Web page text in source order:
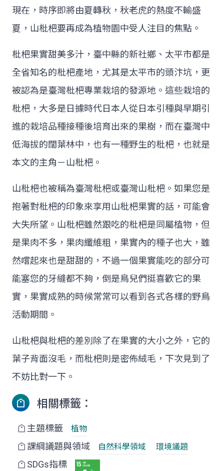
現在，時序即將由夏轉秋，秋老虎的熱度不輸盛
夏，山枇杷要再成為植物園中受人注目的焦點。
枇杷果實甜美多汁，臺中縣的新社鄉、太平市都是
全省知名的枇杷產地，尤其是太平市的頭汴坑，更
被認為是臺灣枇杷專業栽培的發源地。這些栽培的
枇杷，大多是日據時代日本人從日本引種與早期引
進的栽培品種接種後培育出來的果樹，而在臺灣中
低海拔的闊葉林中，也有一種野生的枇杷，也就是
本文的主角－山枇杷。
山枇杷也被稱為臺灣枇杷或臺灣山枇杷。如果您是
抱著對枇杷的印象來享用山枇杷果實的話，可能會
大失所望。山枇杷雖然跟吃的枇杷是同屬植物，但
是果肉不多，果肉纖維粗，果實內的種子也大，雖
然嚐起來也是甜甜的，不過一個果實能吃的部分可
能塞您的牙縫都不夠，倒是鳥兒們挺喜歡它的果
實，果實成熟的時候常常可以看到各式各樣的野鳥
活動期間。
山枇杷與枇杷的差別除了在果實的大小之外，它的
葉子背面沒毛，而枇杷則是密佈絨毛，下次見到了
不妨比對一下。
相關標籤：
主題標籤 植物
課綱議題與領域 自然科學領域 環境議題
SDGs指標